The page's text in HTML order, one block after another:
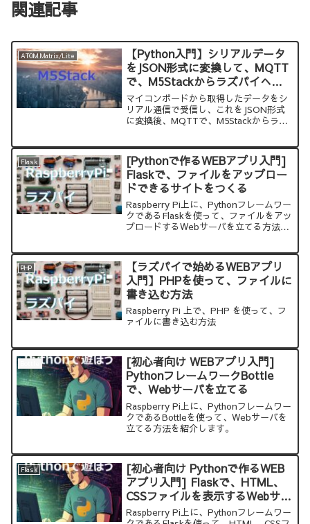
関連記事
ATOM Matrix/Lite
【Python入門】シリアルデータ
をJSON形式に変換して、MQTT
で、M5Stackからラズパイへ送
る方法
マイコンボードから取得したデータをシ
リアル通信で受信し、これをJSON形式
に変換後、MQTTで、M5Stackからラズ
Flask
[Pythonで作るWEBアプリ入門]
Flaskで、ファイルをアップロー
ドできるサイトをつくる
Raspberry Pi上に、Pythonフレームワー
クであるFlaskを使って、ファイルをアッ
プロードするWebサーバを立てる方法を
PHP
【ラズパイで始めるWEBアプリ
入門】PHPを使って、ファイルに
書き込む方法
Raspberry Pi 上で、PHP を使って、フ
ァイルに書き込む方法
[初心者向け WEBアプリ入門]
PythonフレームワークBottle
で、Webサーバを立てる
Raspberry Pi上に、Pythonフレームワー
クであるBottleを使って、Webサーバを
立てる方法を紹介します。
Flask
[初心者向け Pythonで作るWEB
アプリ入門] Flaskで、HTML、
CSSファイルを表示するWebサー
バーを作る
Raspberry Pi上に、Pythonフレームワー